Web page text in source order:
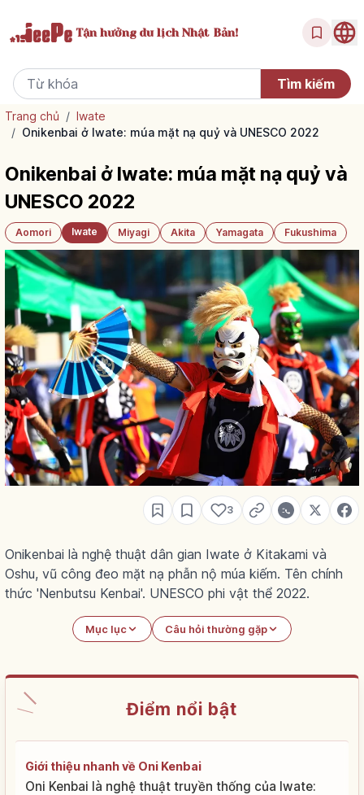
Tận hưởngdu lịch Nhật Bản!
Trang chủ / Iwate
/ Onikenbai ở Iwate: múa mặt nạ quỷ và UNESCO 2022
Onikenbai ở Iwate: múa mặt nạ quỷ và
UNESCO 2022
Aomori Iwate Miyagi Akita Yamagata Fukushima
3
Onikenbai là nghệ thuật dân gian Iwate ở Kitakami và
Oshu, vũ công đeo mặt nạ phẫn nộ múa kiếm. Tên chính
thức 'Nenbutsu Kenbai'. UNESCO phi vật thể 2022.
Mục lục Câu hỏi thường gặp
Điểm nổi bật
Giới thiệu nhanh về Oni Kenbai
Oni Kenbai là nghệ thuật truyền thống của Iwate: